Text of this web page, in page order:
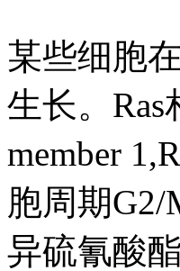
某些细胞
生长。Ras
member
胞周期
异硫氰酸